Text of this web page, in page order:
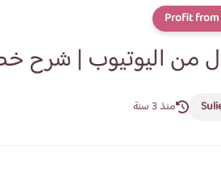
Profit
من اليوتيوب | شرح
منذ 3 سنة